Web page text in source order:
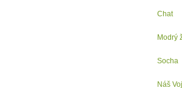
Chat
Modrý
Socha
Náš